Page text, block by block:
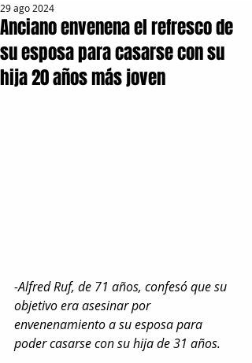
Anciano envenena el refresco de
su esposa para casarse con su
hija 20 años más joven
29 ago 2024
-Alfred Ruf, de 71 años, confesó que su
objetivo era asesinar por
envenenamiento a su esposa para
poder casarse con su hija de 31 años.